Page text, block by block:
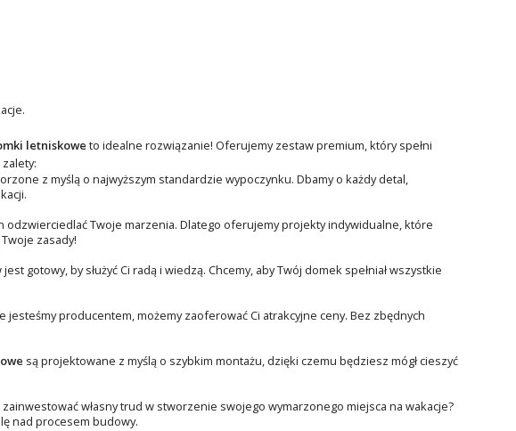
letniskowe to idealne rozwiązanie! Oferujemy zestaw premium, który spełni
z myślą o najwyższym standardzie wypoczynku. Dbamy o każdy detal,
Twoje marzenia. Dlatego oferujemy projekty indywidualne, które
zasady!
gotowy, by służyć Ci radą i wiedzą. Chcemy, aby Twój domek spełniał wszystkie
producentem, możemy zaoferować Ci atrakcyjne ceny. Bez zbędnych
są projektowane z myślą o szybkim montażu, dzięki czemu będziesz mógł cieszyć
własny trud w stworzenie swojego wymarzonego miejsca na wakacje?
nad procesem budowy.